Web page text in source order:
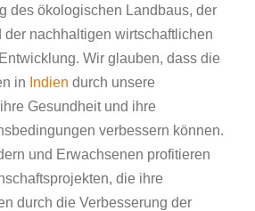
des ökologischen Landbaus, der
der nachhaltigen wirtschaftlichen
Wir glauben, dass die
in Indien durch unsere
Gesundheit und ihre
verbessern können.
und Erwachsenen profitieren
die ihre
durch die Verbesserung der